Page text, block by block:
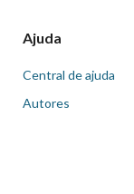
Ajuda
Central de ajuda
Autores